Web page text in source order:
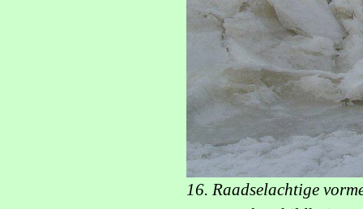
16. Raadselachtige